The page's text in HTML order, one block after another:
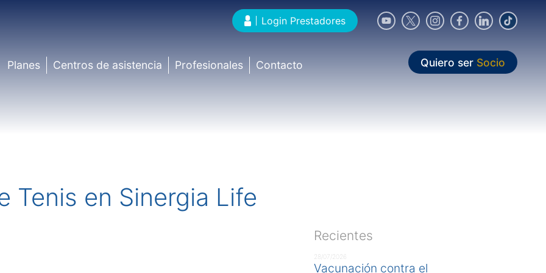
Login Prestadores
Planes Centros de asistencia Profesionales Contacto Quiero ser Socio
Tenis en Sinergia Life
Recientes
28/07/2026
Vacunación contra el